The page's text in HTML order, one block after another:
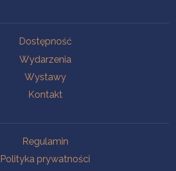
Dostępność
Wydarzenia
Wystawy
Kontakt
Regulamin
Polityka prywatności